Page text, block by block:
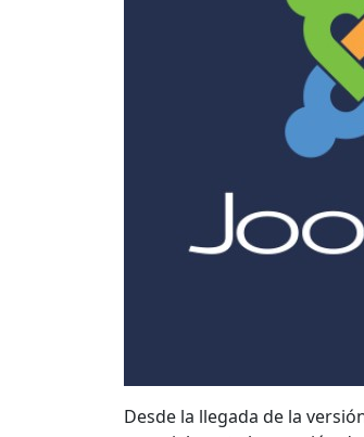
Desde la llegada de la